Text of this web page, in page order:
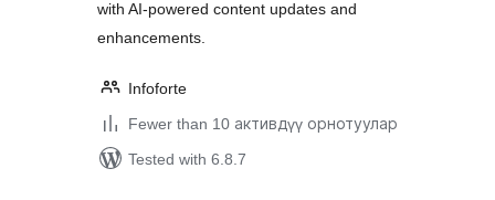
with AI-powered content updates and
enhancements.
Infoforte
Fewer than 10 активдүү орнотуулар
Tested with 6.8.7